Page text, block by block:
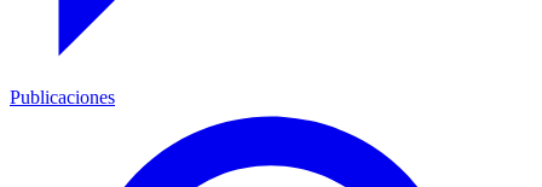
Publicaciones